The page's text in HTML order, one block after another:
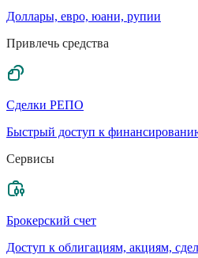
Доллары, евро, юани, рупии
Привлечь средства
Сделки РЕПО
Быстрый доступ к
Сервисы
Брокерский счет
Доступ к облигациям, акциям,